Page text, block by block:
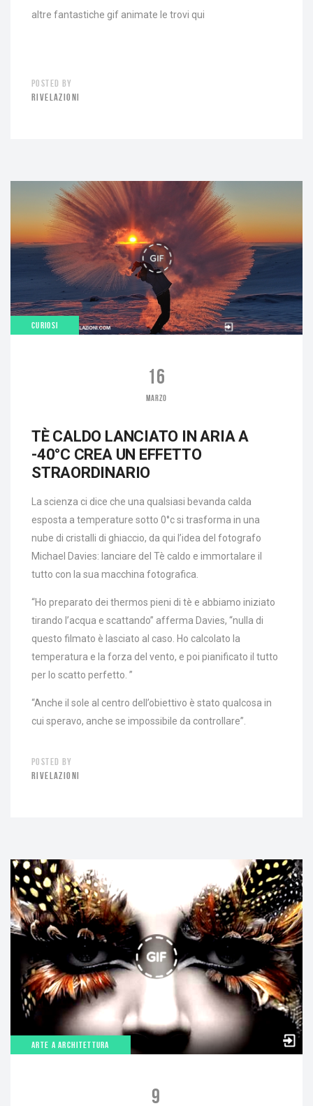
altre fantastiche gif animate le trovi qui
POSTED BY
RIVELAZIONI
CURIOSI
16
MARZO
TÈ CALDO LANCIATO IN ARIA A
-40°C CREA UN EFFETTO
STRAORDINARIO
La scienza ci dice che una qualsiasi bevanda calda
esposta a temperature sotto 0°c si trasforma in una
nube di cristalli di ghiaccio, da qui l’idea del fotografo
Michael Davies: lanciare del Tè caldo e immortalare il
tutto con la sua macchina fotografica.
“Ho preparato dei thermos pieni di tè e abbiamo iniziato
tirando l’acqua e scattando” afferma Davies, “nulla di
questo filmato è lasciato al caso. Ho calcolato la
temperatura e la forza del vento, e poi pianificato il tutto
per lo scatto perfetto. ”
“Anche il sole al centro dell’obiettivo è stato qualcosa in
cui speravo, anche se impossibile da controllare”.
POSTED BY
RIVELAZIONI
ARTE A ARCHITETTURA
9